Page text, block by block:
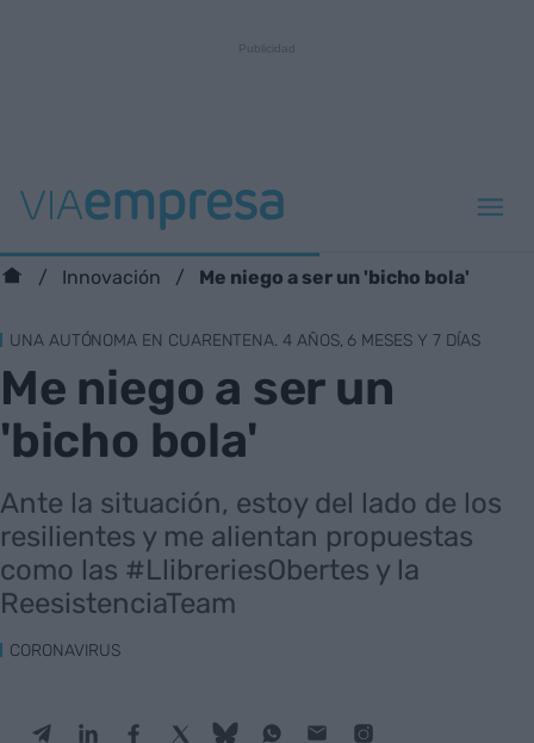
Innovación Me niego a ser un 'bicho bola'
UNA AUTÓNOMA EN CUARENTENA. 4 AÑOS, 6 MESES Y 7 DÍAS
Me niego a ser un
'bicho bola'
Ante la situación, estoy del lado de los
resilientes y me alientan propuestas
como las #LlibreriesObertes y la
ReesistenciaTeam
CORONAVIRUS